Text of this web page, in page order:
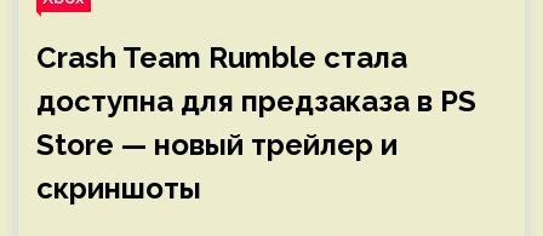
Crash Team Rumble стала
доступна для предзаказа в PS
Store — новый трейлер и
скриншоты